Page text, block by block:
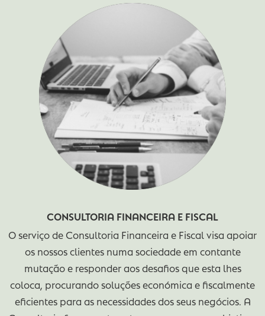
Os desafios atuais das empresas exigem que
integrem parceiros especializados para apoio
gestão empresarial diária do seu negócio. A
empresarial tem como objetivo apoiar de
especializada as empresas na procura de
melhores resultados e aumento da